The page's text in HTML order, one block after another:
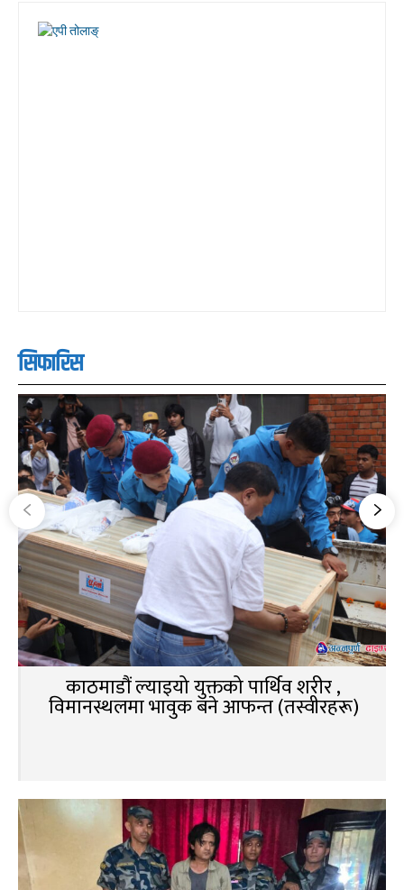
सिफारिस
काठमाडौं ल्याइयो युक्तको पार्थिव शरीर ,
विमानस्थलमा भावुक बने आफन्त (तस्वीरहरू)